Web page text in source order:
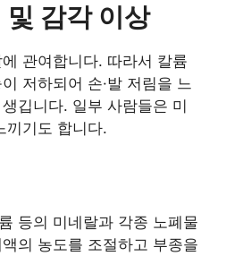
및 감각 이상
관여합니다. 따라서 칼륨
저하되어 손·발 저림을 느
깁니다. 일부 사람들은 미
끼기도 합니다.
등의 미네랄과 각종 노폐물
의 농도를 조절하고 부종을